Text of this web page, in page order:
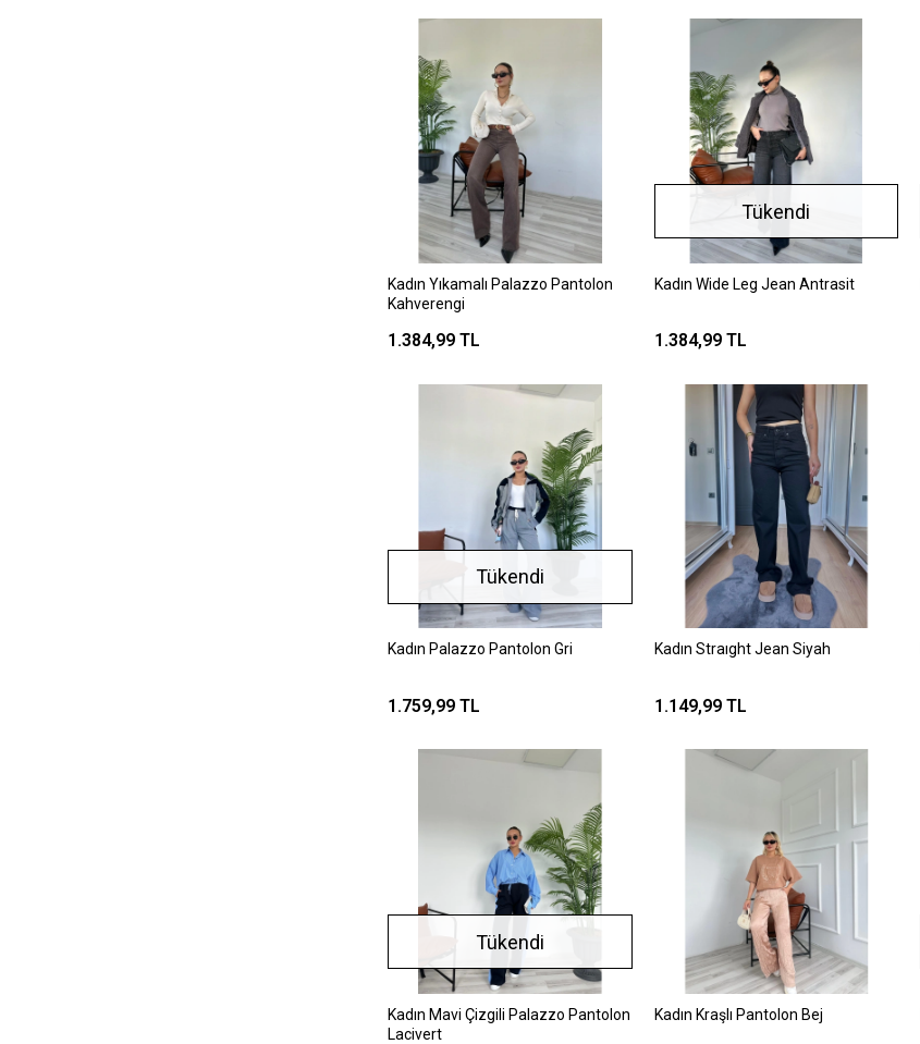
Kadın Yıkamalı Palazzo Pantolon
Kahverengi
1.384,99 TL
Tükendi
Kadın Wide Leg Jean Antrasit
1.384,99 TL
Tükendi
Kadın Palazzo Pantolon Gri
1.759,99 TL
Kadın Straıght Jean Siyah
1.149,99 TL
Tükendi
Kadın Mavi Çizgili Palazzo Pantolon
Lacivert
Kadın Kraşlı Pantolon Bej